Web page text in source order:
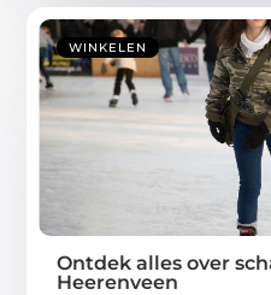
WINKELEN
Ontdek alles over
Heerenveen